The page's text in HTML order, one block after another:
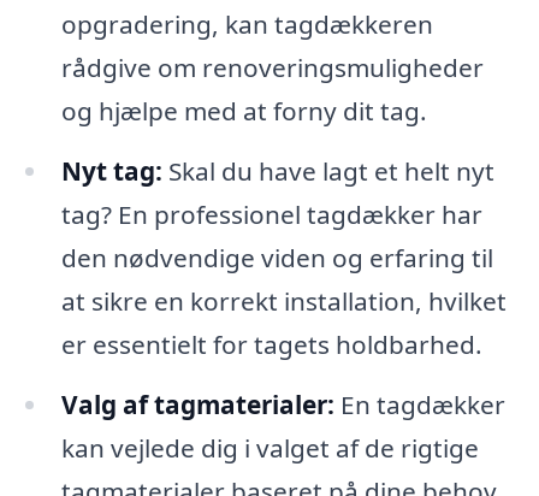
opgradering, kan tagdækkeren
rådgive om renoveringsmuligheder
og hjælpe med at forny dit tag.
Nyt tag: Skal du have lagt et helt nyt
tag? En professionel tagdækker har
den nødvendige viden og erfaring til
at sikre en korrekt installation, hvilket
er essentielt for tagets holdbarhed.
Valg af tagmaterialer: En tagdækker
kan vejlede dig i valget af de rigtige